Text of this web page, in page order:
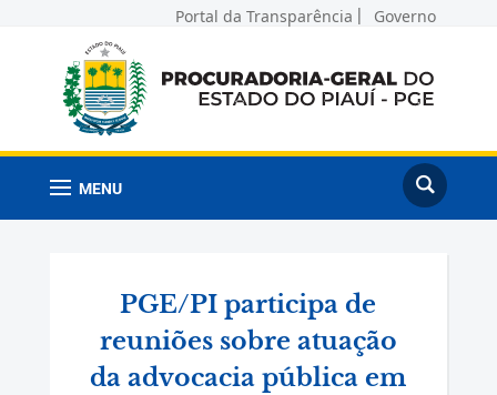
Portal da Transparência Governo
MENU
PGE/PI participa de
reuniões sobre atuação
da advocacia pública em